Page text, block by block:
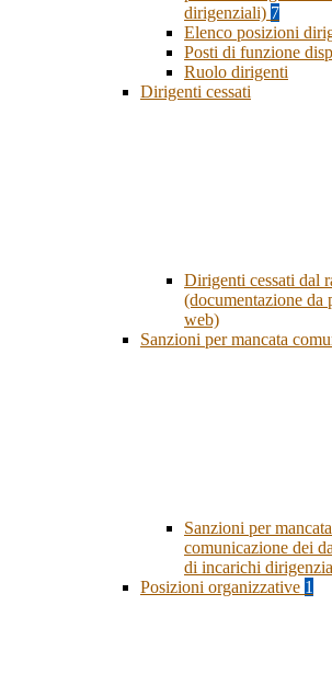
dirigenziali) 7
Elenco posizioni
Posti di funzione
Ruolo dirigenti
Dirigenti cessati
Dirigenti cessati dal
(documentazione da
web)
Sanzioni per mancata
Sanzioni per
comunicazione dei
di incarichi
Posizioni organizzative 1